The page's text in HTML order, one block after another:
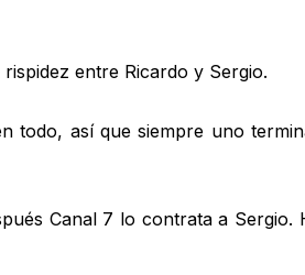
entre Ricardo y Sergio.
todo, así que siempre uno
Canal 7 lo contrata a Sergio.